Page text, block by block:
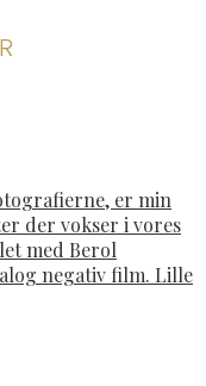
er min
der vokser i vores
med Berol
negativ film. Lille